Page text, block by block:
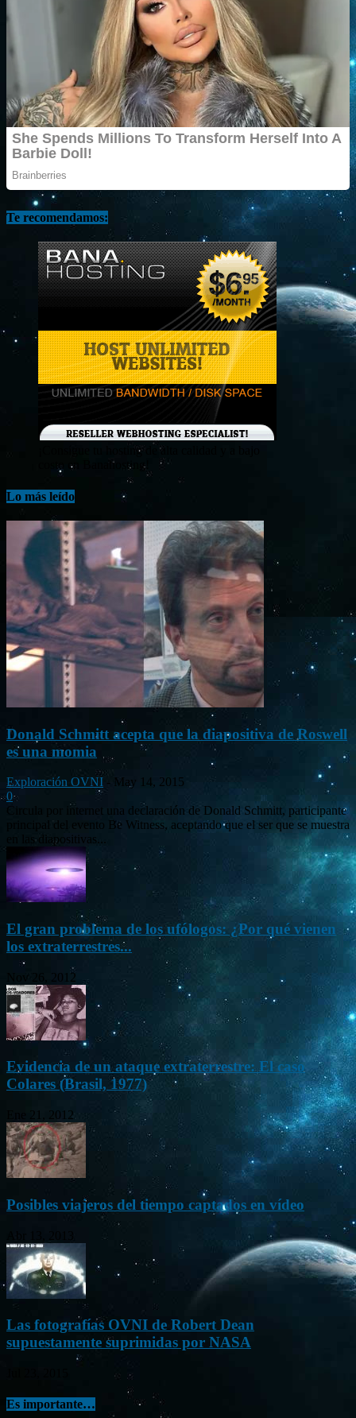
Te recomendamos:
¡Consigue tu hosting de alta calidad y a bajo
costo en Banahosting!
Lo más leído
Donald Schmitt acepta que la diapositiva de Roswell
es una momia
Exploración OVNI - May 14, 2015
0
Circula por internet una declaración de Donald Schmitt, participante
principal del evento Be Witness, aceptando que el ser que se muestra
en las diapositivas...
El gran problema de los ufólogos: ¿Por qué vienen
los extraterrestres...
Nov 26, 2012
Evidencia de un ataque extraterrestre: El caso
Colares (Brasil, 1977)
Ene 21, 2012
Posibles viajeros del tiempo captados en vídeo
Las fotografías OVNI de Robert Dean
supuestamente suprimidas por NASA
Es importante…